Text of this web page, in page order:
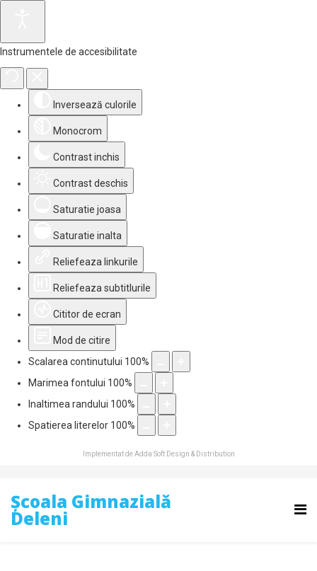
Instrumentele de accesibilitate
Inversează culorile
Monocrom
Contrast inchis
Contrast deschis
Saturatie joasa
Saturatie inalta
Reliefeaza linkurile
Reliefeaza subtitlurile
Cititor de ecran
Mod de citire
Scalarea continutului 100%
Marimea fontului 100%
Inaltimea randului 100%
Spatierea literelor 100%
Implementat deAdda Soft Design & Distribution
Școala Gimnazială
Deleni